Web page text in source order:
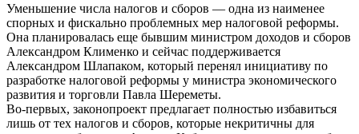
Уменьшение числа налогов и сборов — одна из наименее
спорных и фискально проблемных мер налоговой реформы.
Она планировалась еще бывшим министром доходов и сборов
Александром Клименко и сейчас поддерживается
Александром Шлапаком, который перенял инициативу по
разработке налоговой реформы у министра экономического
развития и торговли Павла Шереметы.
Во-первых, законопроект предлагает полностью избавиться
лишь от тех налогов и сборов, которые некритичны для